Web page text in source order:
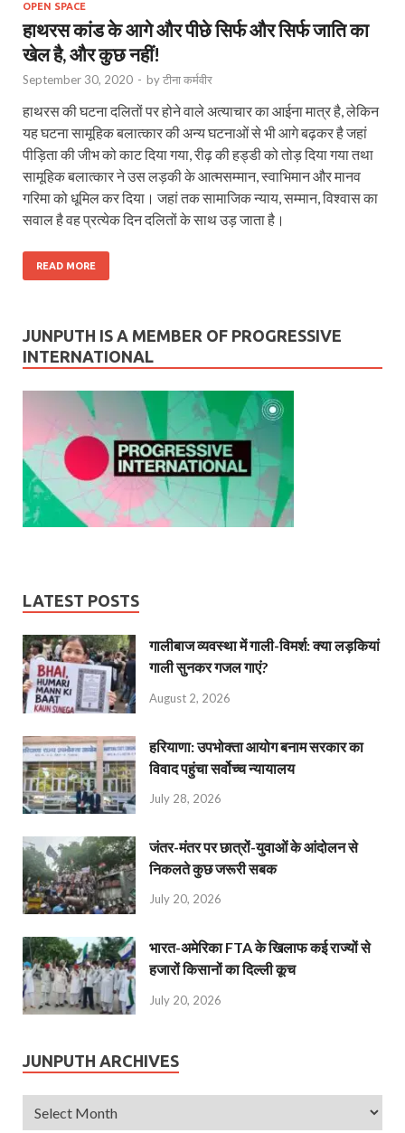
OPEN SPACE
हाथरस कांड के आगे और पीछे सिर्फ और सिर्फ जाति का
खेल है, और कुछ नहीं!
September 30, 2020 - byटीना कर्मवीर
हाथरस की घटना दलितों पर होने वाले अत्याचार का आईना मात्र है, लेकिन
यह घटना सामूहिक बलात्कार की अन्य घटनाओं से भी आगे बढ़कर है जहां
पीड़िता की जीभ को काट दिया गया, रीढ़ की हड्डी को तोड़ दिया गया तथा
सामूहिक बलात्कार ने उस लड़की के आत्मसम्मान, स्वाभिमान और मानव
गरिमा को धूमिल कर दिया। जहां तक सामाजिक न्याय, सम्मान, विश्वास का
सवाल है वह प्रत्येक दिन दलितों के साथ उड़ जाता है।
READ MORE
JUNPUTH IS A MEMBER OF PROGRESSIVE
INTERNATIONAL
LATEST POSTS
गालीबाज व्‍यवस्‍था में गाली-विमर्श: क्या लड़कियां
गाली सुनकर गजल गाएं?
August 2, 2026
हरियाणा: उपभोक्ता आयोग बनाम सरकार का
विवाद पहुंचा सर्वोच्च न्यायालय
July 28, 2026
जंतर-मंतर पर छात्रों-युवाओं के आंदोलन से
निकलते कुछ जरूरी सबक
July 20, 2026
भारत-अमेरिका FTA के खिलाफ कई राज्यों से
हजारों किसानों का दिल्ली कूच
July 20, 2026
JUNPUTH ARCHIVES